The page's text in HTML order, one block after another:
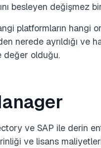
besleyen değişmez
platformların hangi
nerede ayrıldığı ve
değer olduğu.
ve SAP ile derin
ve lisans